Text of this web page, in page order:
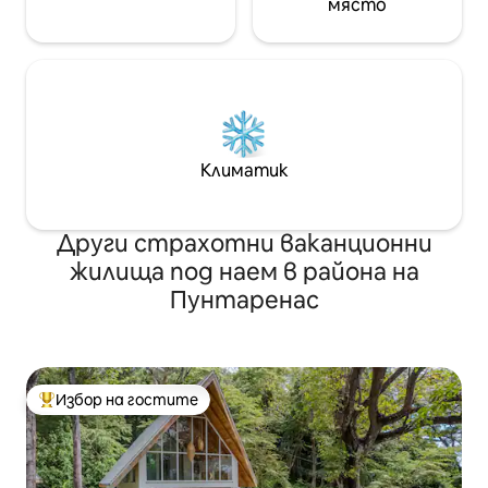
място
Климатик
Други страхотни ваканционни
жилища под наем в района на
Пунтаренас
Най-популярен избор на гостите
Избор на гостите